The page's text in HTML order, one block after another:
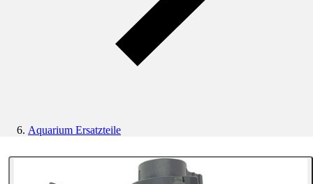
Aquarium Ersatzteile